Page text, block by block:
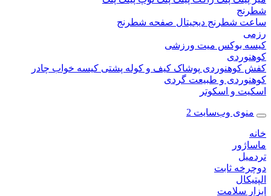
شطرنج دیجیتالصفحه شطرنج
بوکسمیت ورزشی
کوهنوردیپوشاککیف و کوله پشتیکیسه خوابچادر
و طبیعت گردی
و اسکوتر
وب‌سایت 2
ثابت
سلامت